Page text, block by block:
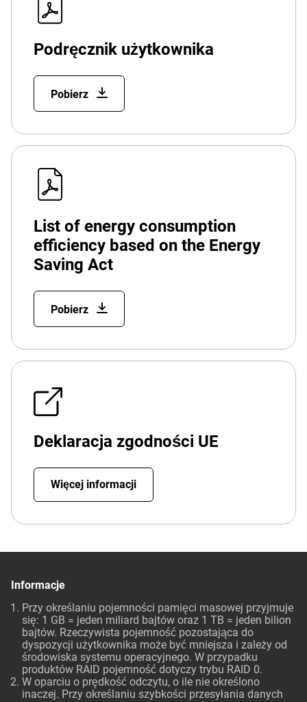
Podręcznik użytkownika
Pobierz
List of energy consumption
efficiency based on the Energy
Saving Act
Pobierz
Deklaracja zgodności UE
Więcej informacji
Informacje
Przy określaniu pojemności pamięci masowej przyjmuje
się: 1 GB = jeden miliard bajtów oraz 1 TB = jeden bilion
bajtów. Rzeczywista pojemność pozostająca do
dyspozycji użytkownika może być mniejsza i zależy od
środowiska systemu operacyjnego. W przypadku
produktów RAID pojemność dotyczy trybu RAID 0.
W oparciu o prędkość odczytu, o ile nie określono
inaczej. Przy określaniu szybkości przesyłania danych